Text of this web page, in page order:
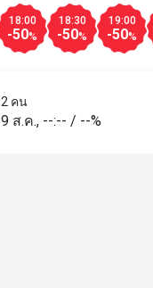
M*******e
18:00
-50%
18:30
-50%
19:00
-50%
2 คน
9 ส.ค., --:-- / --%